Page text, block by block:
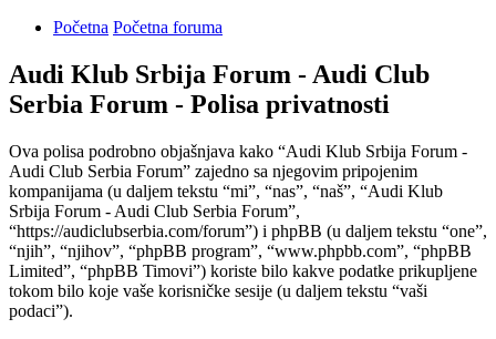
Početna Početna foruma
Audi Klub Srbija Forum - Audi Club
Serbia Forum - Polisa privatnosti
Ova polisa podrobno objašnjava kako “Audi Klub Srbija Forum -
Audi Club Serbia Forum” zajedno sa njegovim pripojenim
kompanijama (u daljem tekstu “mi”, “nas”, “naš”, “Audi Klub
Srbija Forum - Audi Club Serbia Forum”,
“https://audiclubserbia.com/forum”) i phpBB (u daljem tekstu “one”,
“njih”, “njihov”, “phpBB program”, “www.phpbb.com”, “phpBB
Limited”, “phpBB Timovi”) koriste bilo kakve podatke prikupljene
tokom bilo koje vaše korisničke sesije (u daljem tekstu “vaši
podaci”).